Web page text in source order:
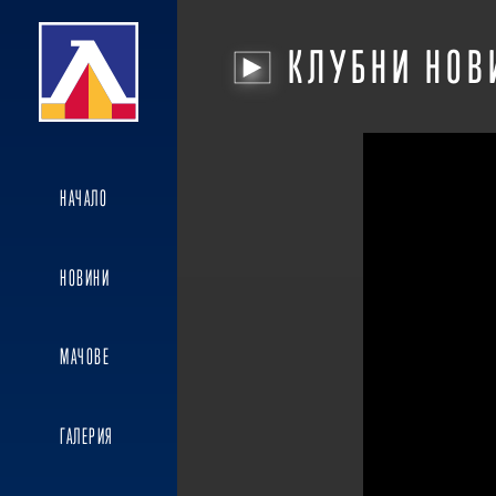
НАЧАЛО
НОВИНИ
МАЧОВЕ
ГАЛЕРИЯ
КЛУБНИ